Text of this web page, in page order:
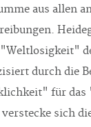
aus allen
durch die
für das
sich